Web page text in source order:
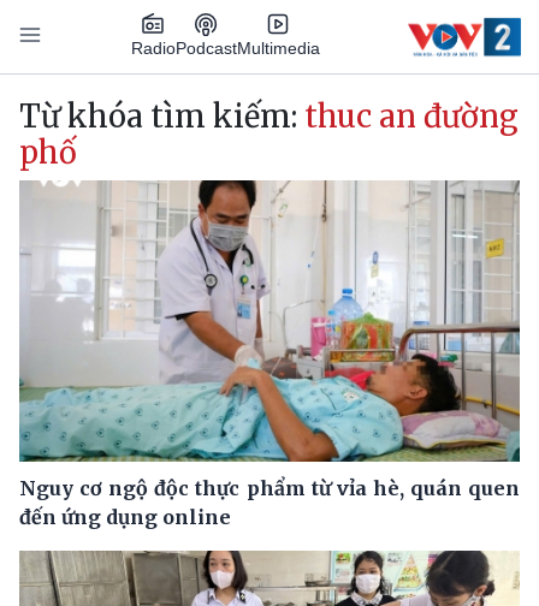
Nhảy đến nội dung
RadioPodcastMultimedia
Main navigation
Từ khóa tìm kiếm: thuc an đường
phố
Nguy cơ ngộ độc thực phẩm từ vỉa hè, quán quen
đến ứng dụng online